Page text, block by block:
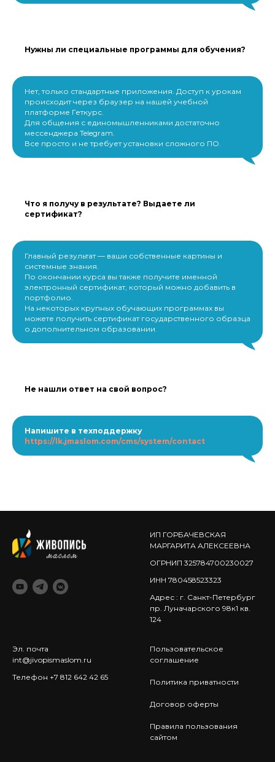
Нужны ли специальные программы для обучения?
Нет, только стандартные приложения. Доступ к урокам
происходит через браузер на нашей учебной
платформе Геткурс.
Для общения с единомышленниками достаточно
мессенджера Telegram.
Все просто и не требует установки сложного ПО.
Что я получу в результате? Выдаете ли
сертификат?
Главный результат — ваши собственные картины и
системные знания.
По окончании курса вы также получите именной
электронный сертификат, который можно добавить в
портфолио.
На некоторых крупных обучающих программах вы
можете получить сертификат государственного образца
о дополнительном образовании.
Не нашли ответ на свой вопрос?
Напишите в техподдержку
https://lk.jmaslom.com/cms/system/contact
ИП ГОРБАЧЕВСКАЯ
МАРГАРИТА АЛЕКСЕЕВНА
ОГРНИП 325784700230027
ИНН 780458523323
Адрес : г. Санкт-Петербург
пр. Луначарского 98к1 кв.
124
Эл. почта
int@jivopismaslom.ru
Телефон +7 812 642 42 65
Пользовательское
соглашение
Политика приватности
Договор оферты
Правила пользования
сайтом